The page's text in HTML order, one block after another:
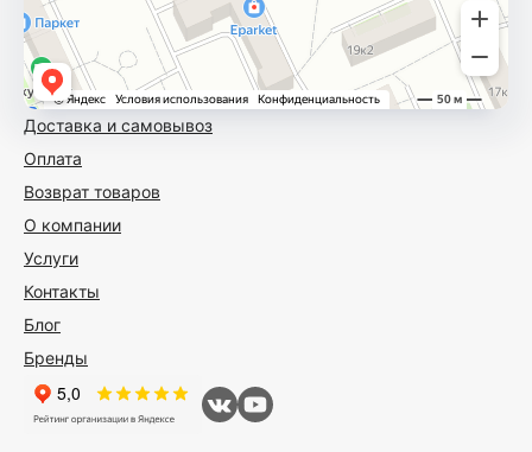
Доставка и самовывоз
Оплата
Возврат товаров
О компании
Услуги
Контакты
Блог
Бренды